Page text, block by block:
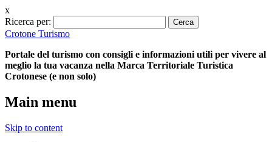
x
Ricerca per:
Crotone Turismo
Portale del turismo con consigli e informazioni utili per vivere al
meglio la tua vacanza nella Marca Territoriale Turistica
Crotonese (e non solo)
Main menu
Skip to content